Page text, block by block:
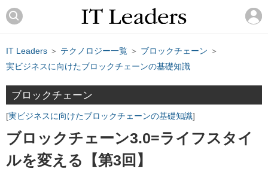
IT Leaders ＞ テクノロジー一覧 ＞ ブロックチェーン ＞
実ビジネスに向けたブロックチェーンの基礎知識
ブロックチェーン
実ビジネスに向けたブロックチェーンの基礎知識
ブロックチェーン3.0=ライフスタイ
ルを変える【第3回】